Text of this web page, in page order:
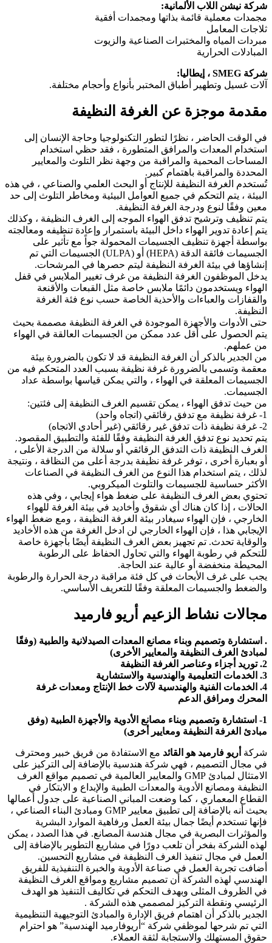
شركة نيشن اللاب الألمانية:
مجمدات معملية قائمة بذاتها ومجمدات أفقية
ثلاجات المعامل
مبردات المياه والمختبرات الصناعية والزيوت
المبادلات الحرارية
شركة SMEG ، إيطاليا:
آلات غسيل وتطهير أطباق المختبر بأنواع وأحجام مختلفة.
مقدمة موجزة عن الغرفة النظيفة
في الوقت الحاضر ، نظرًا لتطور التكنولوجيا وحاجة الإنسان إلى
استخدام المعدات والمرافق المتطورة ، فقد حظي استخدام
المساحات المحمية والمراقبة من وجهة نظر التلوث والمعايير
المحددة والمراقبة باهتمام كبير.
تُستخدم الغرفة النظيفة للإنتاج أو البحث العلمي والصناعي ، في هذه
البيئة ، يتم التحكم في جميع العوامل البيئية ومخاطر التلوث إلى حد
معين وفقًا لنوع ودرجة الغرفة النظيفة.
يتم تنظيف وترشيح تدفق الهواء الموجه إلى الغرف النظيفة ، وكذلك
يتم إعادة تدوير الهواء داخل البيئة باستمرار وإعادة تنظيفه ومعالجته
بواسطة أجهزة تنظيف الجسيمات المحمولة جواً مع تأثير على
الجسيمات فائقة الدقة (HEPA) أو (ULPA) الجسيمات التي تم
إنشاؤها في بيئة الغرفة النظيفة ليتم حصرها في المرشحات.
يدخل الموظفون الغرفة النظيفة من غرف تغيير الملابس في قفل
الهواء ويستخدمون دائمًا ملابس خاصة مثل القبعات والأقنعة
والقفازات والعباءات والأحذية الخاصة حسب نوع فئة الغرفة
النظيفة.
حتى الأدوات والأجهزة الموجودة في الغرفة النظيفة مصممة بحيث
يتم الحصول على أقل عدد ممكن من الجسيمات العالقة في الهواء
من عملهم.
من الجدير بالذكر أن الغرفة النظيفة قد لا تكون بالضرورة بيئة
معقمة وتسمى بالضرورة غرفة نظيفة بسبب العدد المتحكم فيه من
الجسيمات المعلقة في الهواء ، والتي يمكن قياسها بواسطة عداد
الجسيمات.
من حيث تدفق الهواء ، يمكن تقسيم الغرف النظيفة إلى فئتين:
1- غرفة نظيفة مع تدفق رقائقي (اتجاه واحد)
2- غرفة نظيفة ذات تدفق غير رقائقي (غير أحادي الاتجاه)
يتم تحديد نوع تدفق الغرفة النظيفة وفقًا للفئة والتطبيق المقصود.
الغرف النظيفة ذات التدفق الرقائقي أو سلالة من الدرجة الأعلى ،
أو بعبارة أخرى ، توفر غرفة نظيفة بدرجة أعلى من النظافة ، ونتيجة
لذلك ، يتم استخدام هذا النوع من الغرف النظيفة في الصناعات
الأكثر حساسية للجسيمات والتلوث الميكروبي.
تحتوي بعض الغرف النظيفة على ضغط هواء إيجابي ، وفي هذه
الحالات ، إذا كان هناك أي شقوق وأخاديد في بيئة الغرفة للهواء
الخارجي ، فإن الهواء سيغادر بيئة الغرفة النظيفة ، ومع ضغط الهواء
الإيجابي هذا ، فإن الهواء الخارجي لن ادخل الغرفة من هذه الأخاديد
والوقاية تحدث. تم تجهيز بعض الغرف النظيفة أيضًا بأجهزة خاصة
للتحكم في رطوبة الهواء والتي تحاول الحفاظ على الرطوبة
المحيطة منخفضة أو عالية عند الحاجة.
يجب على غرف الأبحاث في كل فئة مراقبة درجة الحرارة والرطوبة
والضغط والجسيمات المعلقة وفقًا للتعريف الأساسي.
مجالات نشاط الزعيم أريو فارميد
. استشارة وتصميم وبناء مصانع المعدات الصيدلانية والطبية (وفقًا
لمبادئ الغرف النظيفة والمعايير الأخرى)
2. توريد أجزاء وعناصر الغرفة النظيفة
3. الخدمات التعليمية والهندسية والاستشارية
4. الخدمات الفنية والهندسية لآلات خط الإنتاج ومعدات غرفة
المحرك ومرافق الدعم
1- استشارة وتصميم وبناء مصانع الأدوية والأجهزة الطبية (وفق
مبادئ الغرفة النظيفة ومعايير أخرى)
شركة أريو فارميد هو القائد مع الاستفادة من فريق خبير ومحترف
في مجال التصميم ، فهي شركة هندسية بالإضافة إلى التركيز على
الامتثال لمبادئ GMP والمعايير العالمية في تصميم مواقع الغرف
النظيفة ومصانع الأدوية والمعدات الطبية والإبداع و الابتكار في
القطاع المعماري ، كما وضعت المباني الصناعية على جدول أعمالها
بحيث أنه بالإضافة إلى تطبيق معايير GMP ومبادئ البناء الصناعي ،
فإنها تستخدم أيضًا جمال بيئة العمل ورفاهية الموارد البشرية
والمؤثرات البصرية في مجال هندسة المصانع. في هذا الصدد ، يمكن
لهذه الشركة بفخر أن تلعب دورًا في مشاريع التطوير بالإضافة إلى
العمل في مجال تنفيذ الغرف النظيفة في مشاريع التحسين.
أضافت تجربة العمل في صناعة الأدوية والخبرة التنفيذية للفريق
الهندسي لهذه الشركة أن تصميم مشاريع ومواقع الغرف النظيفة
في الظروف المثلى وبهدف التحكم في تكاليف التنفيذ هو الهدف
الرئيسي ونقطة التركيز لمصممي هذه الشركة .
الجدير بالذكر أن اهتمام فريق الإدارة والمبادئ التوجيهية التنظيمية
التي تم شرحها لموظفي شركة “أريوفارميد الهندسية” هو احترام
حقوق المستهلك والاستجابة لثقة العملاء.